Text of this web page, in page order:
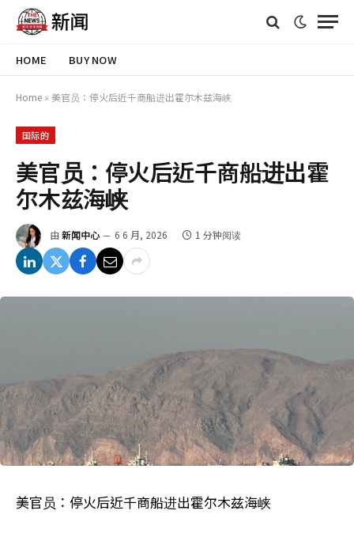
HOME BUY NOW
Home » 美官员：停火后近千商船进出霍尔木兹海峡
国际的
美官员：停火后近千商船进出霍
尔木兹海峡
由 新闻中心 6 6 月, 2026 1 分钟阅读
美官员：停火后近千商船进出霍尔木兹海峡